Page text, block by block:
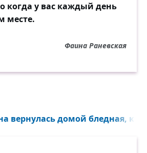
когда у вас каждый день
месте.
Фаина Раневская
вернулась домой бледная, как